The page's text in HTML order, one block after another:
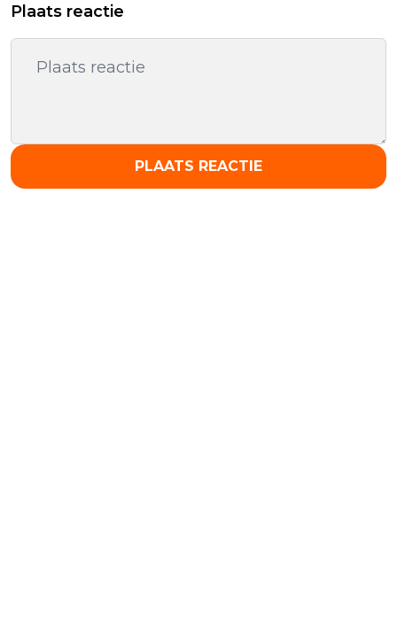
Plaats reactie
PLAATS REACTIE